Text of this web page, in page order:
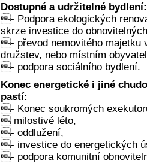
Dostupné a udržitelné bydlení:
- Podpora ekologických
skrze investice do
- převod nemovitého majetku
družstev, nebo místním
- podpora sociálního bydlení.
Konec energetické i jiné
pastí:
- Konec soukromých
 milostivé léto,
- oddlužení,
- investice do energetických
- podpora komunitní